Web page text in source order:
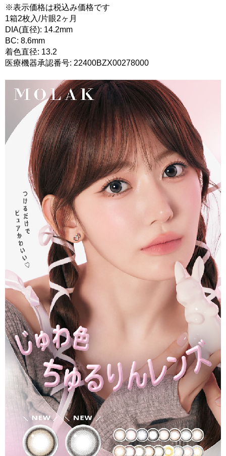
※表示価格は税込み価格です
1箱2枚入/片眼2ヶ月
DIA(直径): 14.2mm
BC: 8.6mm
着色直径: 13.2
医療機器承認番号: 22400BZX00278000